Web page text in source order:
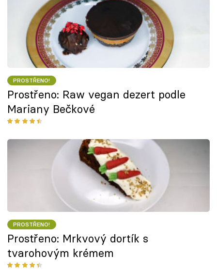
PROSTŘENO!
Prostřeno: Raw vegan dezert podle
Mariany Bečkové
PROSTŘENO!
Prostřeno: Mrkvový dortík s
tvarohovým krémem